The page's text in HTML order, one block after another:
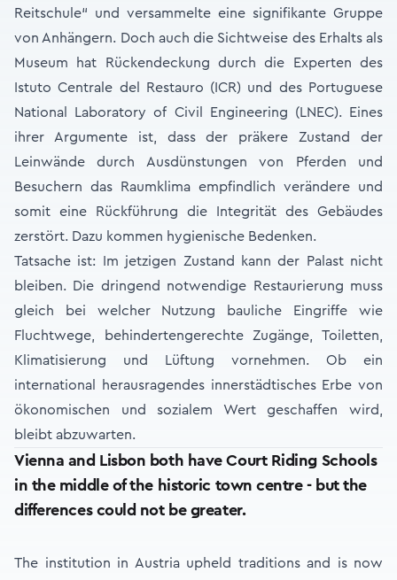
Reitschule“ und versammelte eine signifikante Gruppe
von Anhängern. Doch auch die Sichtweise des Erhalts als
Museum hat Rückendeckung durch die Experten des
Istuto Centrale del Restauro (ICR) und des Portuguese
National Laboratory of Civil Engineering (LNEC). Eines
ihrer Argumente ist, dass der präkere Zustand der
Leinwände durch Ausdünstungen von Pferden und
Besuchern das Raumklima empfindlich verändere und
somit eine Rückführung die Integrität des Gebäudes
zerstört. Dazu kommen hygienische Bedenken.
Tatsache ist: Im jetzigen Zustand kann der Palast nicht
bleiben. Die dringend notwendige Restaurierung muss
gleich bei welcher Nutzung bauliche Eingriffe wie
Fluchtwege, behindertengerechte Zugänge, Toiletten,
Klimatisierung und Lüftung vornehmen. Ob ein
international herausragendes innerstädtisches Erbe von
ökonomischen und sozialem Wert geschaffen wird,
bleibt abzuwarten.
Vienna and Lisbon both have Court Riding Schools
in the middle of the historic town centre - but the
differences could not be greater.
The institution in Austria upheld traditions and is now